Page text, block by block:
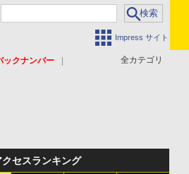
Impress サイト
全カテゴリ
ックナンバー
クセスランキング